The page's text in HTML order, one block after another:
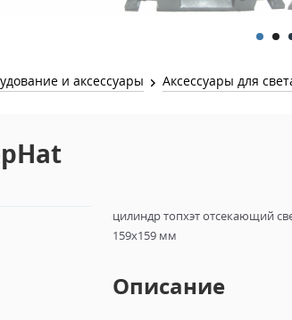
и аксессуары Аксессуары для
цилиндр топхэт отсекающий
159х159 мм
Описание